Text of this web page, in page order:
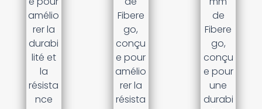
amélio
rer la
durabi
lité et
la
résista
nce
Fibere
go,
conçu
e pour
amélio
rer la
résista
de
Fibere
go,
conçu
e pour
une
durabi